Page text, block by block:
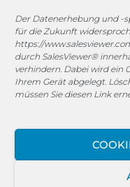
Der Datenerhebung und -
für die Zukunft
https://
durch SalesViewer®
verhindern. Dabei wird ein
Ihrem Gerät abgelegt.
müssen Sie diesen Link
Haftungsansprüche
Schäden materieller
die Nutzung oder
Informationen bzw.
unvollständiger
grundsätzlich
Verschulden vorliegt.
unverbindlich.
vor, Teile der Seiten
gesonderte